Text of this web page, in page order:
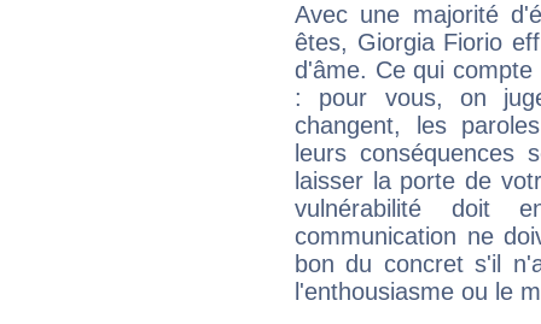
Avec une majorité
êtes, Giorgia Fiorio
d'âme. Ce qui
: pour vous, on
changent, les
leurs conséquences
laisser la porte de
vulnérabilité doit
communication ne
bon du concret s'il
l'enthousiasme ou le